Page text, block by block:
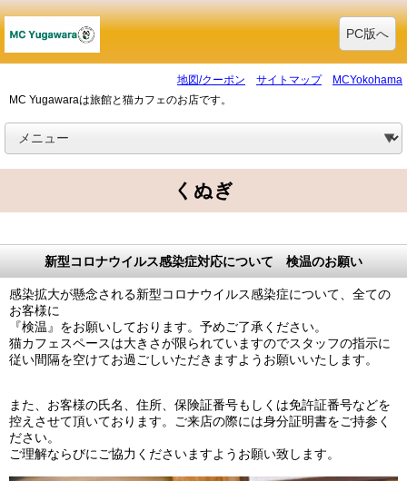
PC版へ
地図/クーポン サイトマップ
MCYokohama
MC Yugawaraは旅館と猫カフェのお店です。
くぬぎ
新型コロナウイルス感染症対応について 検温のお願い
感染拡大が懸念される新型コロナウイルス感染症について、全ての
お客様に
『検温』をお願いしております。予めご了承ください。
猫カフェスペースは大きさが限られていますのでスタッフの指示に
従い間隔を空けてお過ごしいただきますようお願いいたします。
また、お客様の氏名、住所、保険証番号もしくは免許証番号などを
控えさせて頂いております。ご来店の際には身分証明書をご持参く
ださい。
ご理解ならびにご協力くださいますようお願い致します。